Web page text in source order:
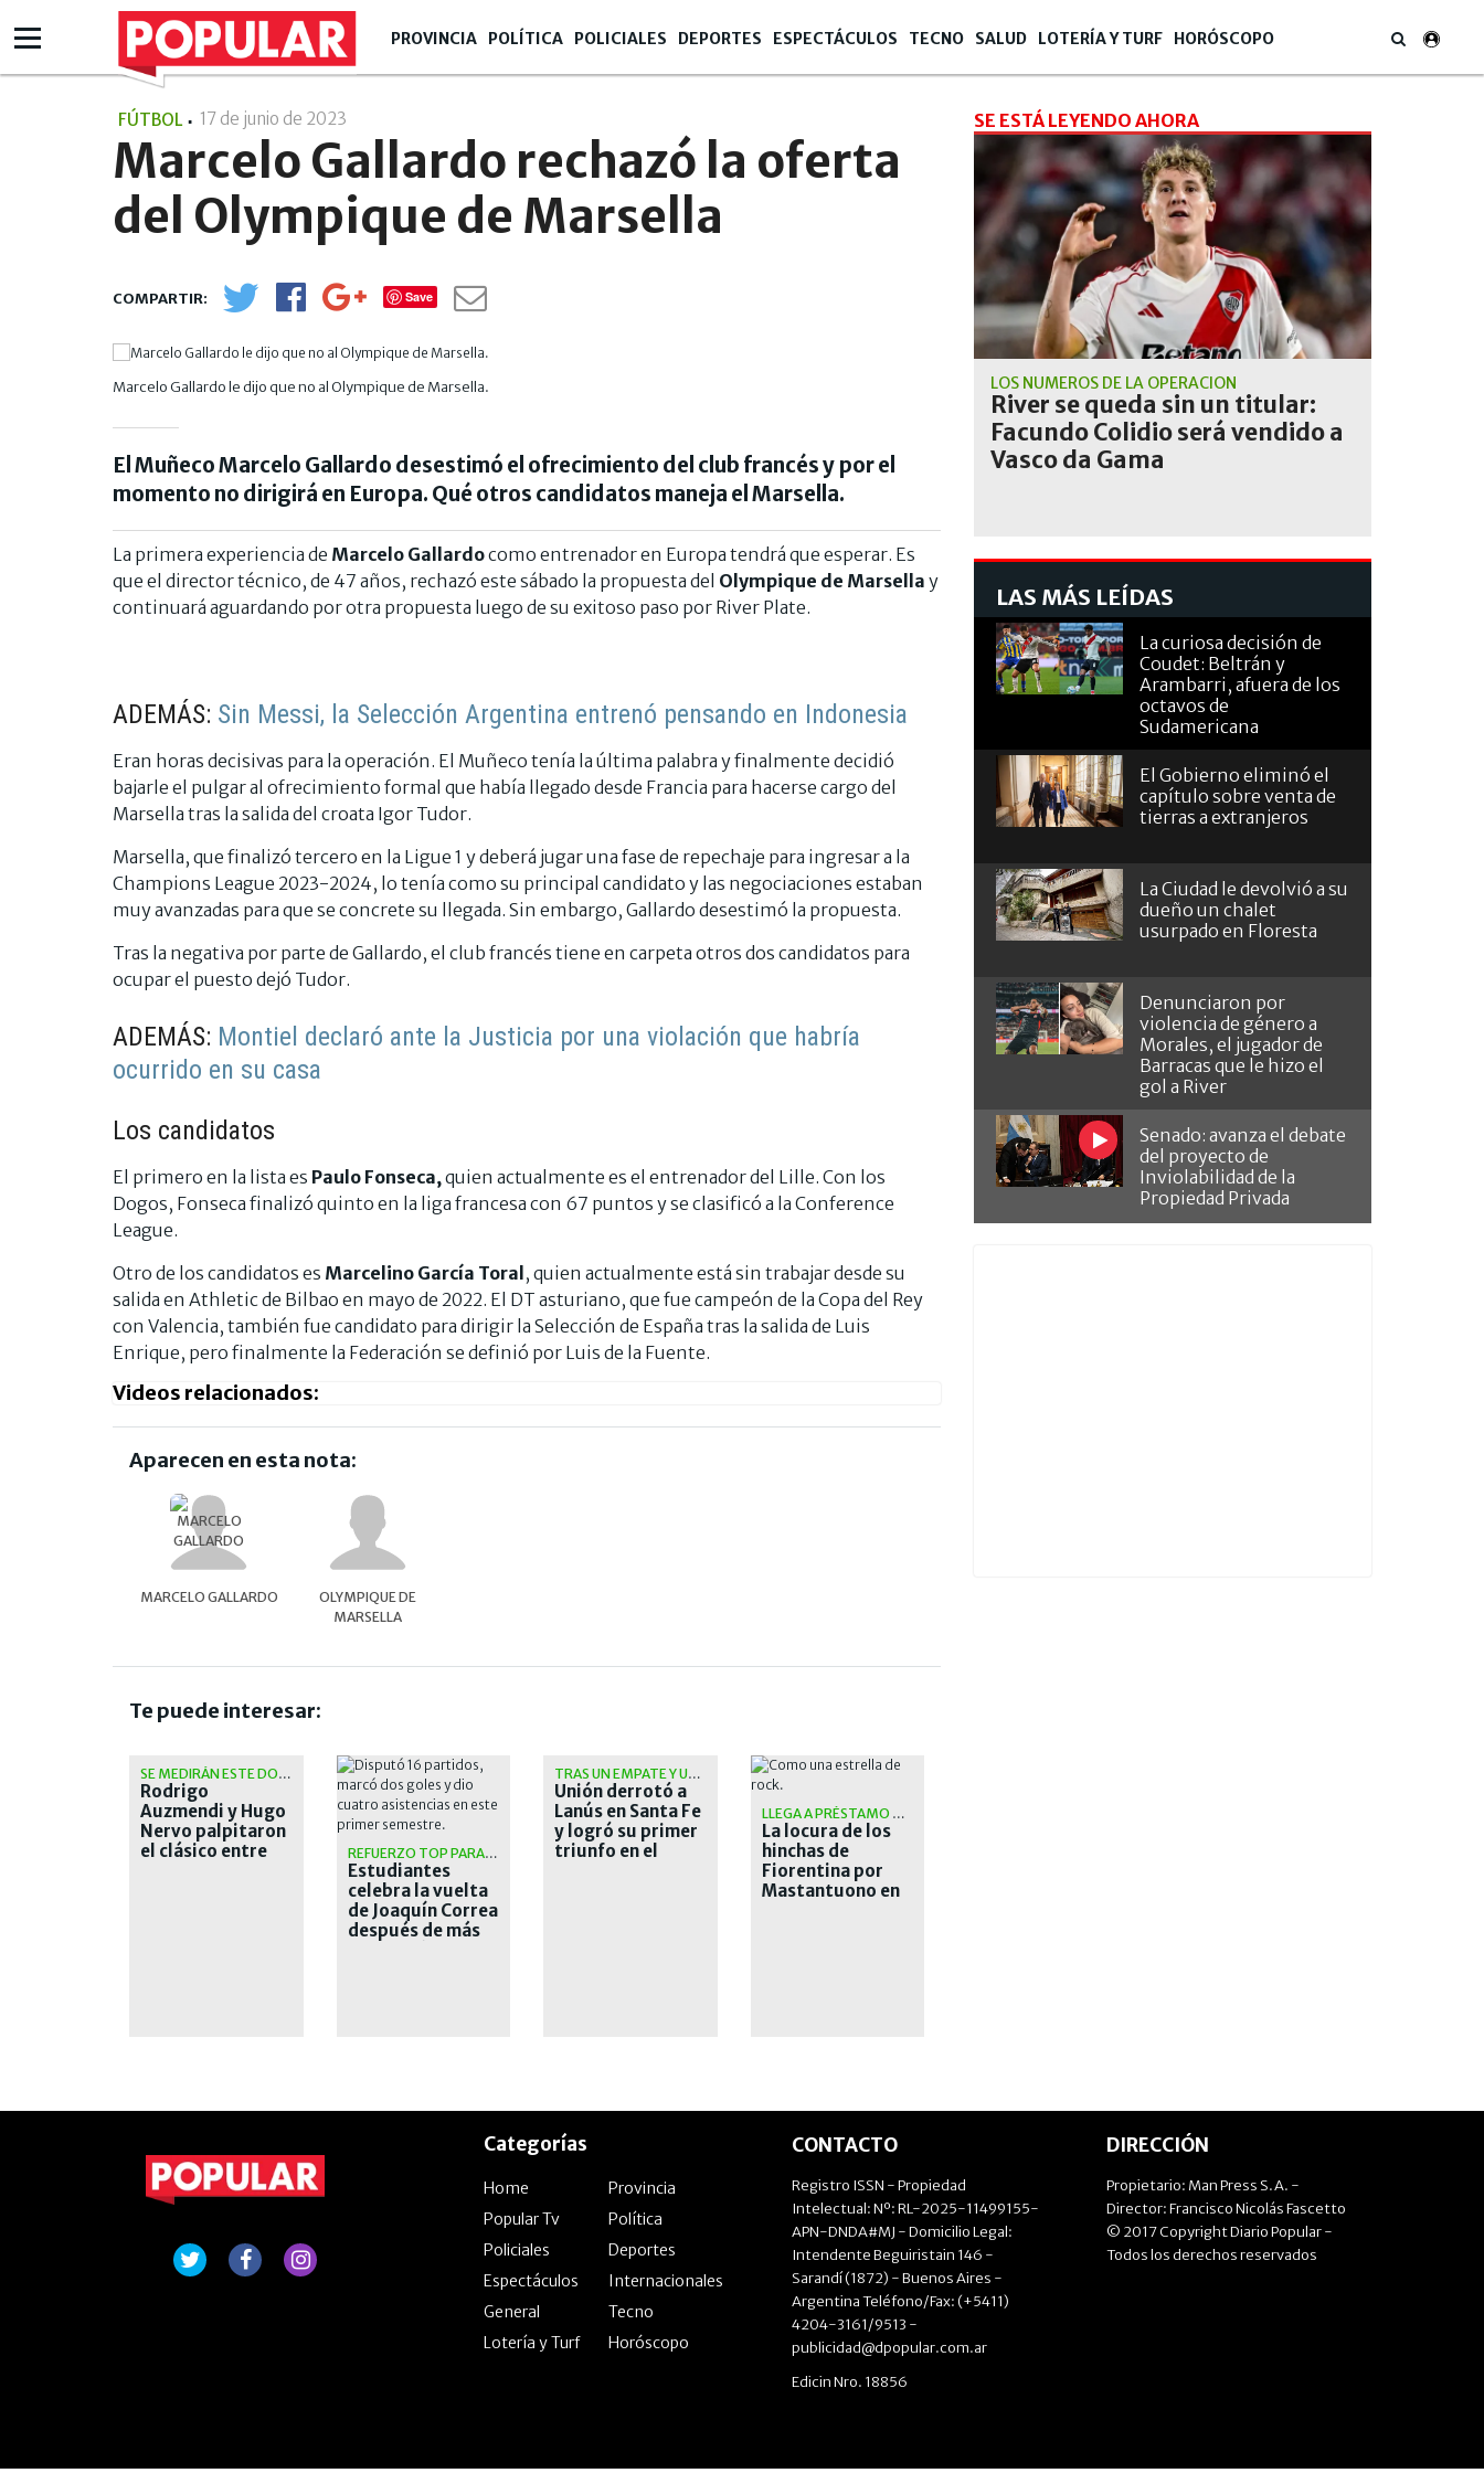
PROVINCIA POLÍTICA POLICIALES DEPORTES ESPECTÁCULOS TECNO SALUD LOTERÍA Y TURF HORÓSCOPO
FÚTBOL 17 de junio de 2023
Marcelo Gallardo rechazó la oferta
del Olympique de Marsella
Save
Marcelo Gallardo le dijo que no al Olympique de Marsella.
El Muñeco Marcelo Gallardo desestimó el ofrecimiento del club francés y por el
momento no dirigirá en Europa. Qué otros candidatos maneja el Marsella.
La primera experiencia de Marcelo Gallardocomo entrenador en Europa tendrá que esperar. Es
que el director técnico, de 47 años, rechazó este sábado la propuesta del Olympique de Marsella y
continuará aguardando por otra propuesta luego de su exitoso paso por River Plate.
ADEMÁS: Sin Messi, la Selección Argentina entrenó pensando en Indonesia
Eran horas decisivas para la operación. El Muñeco tenía la última palabra y finalmente decidió
bajarle el pulgar al ofrecimiento formal que había llegado desde Francia para hacerse cargo del
Marsella tras la salida del croata Igor Tudor.
Marsella, que finalizó tercero en la Ligue 1 y deberá jugar una fase de repechaje para ingresar a la
Champions League 2023-2024, lo tenía como su principal candidato y las negociaciones estaban
muy avanzadas para que se concrete su llegada. Sin embargo, Gallardo desestimó la propuesta.
Tras la negativa por parte de Gallardo, el club francés tiene en carpeta otros dos candidatos para
ocupar el puesto dejó Tudor.
ADEMÁS: Montiel declaró ante la Justicia por una violación que habría
ocurrido en su casa
Los candidatos
El primero en la lista es Paulo Fonseca, quien actualmente es el entrenador del Lille. Con los
Dogos, Fonseca finalizó quinto en la liga francesa con 67 puntos y se clasificó a la Conference
League.
Otro de los candidatos es Marcelino García Toral, quien actualmente está sin trabajar desde su
salida en Athletic de Bilbao en mayo de 2022. El DT asturiano, que fue campeón de la Copa del Rey
con Valencia, también fue candidato para dirigir la Selección de España tras la salida de Luis
Enrique, pero finalmente la Federación se definió por Luis de la Fuente.
Videos relacionados:
Aparecen en esta nota:
MARCELO GALLARDO
OLYMPIQUE DE
MARSELLA
Te puede interesar:
SE MEDIRÁN ESTE DOMINGO
Rodrigo
Auzmendi y Hugo
Nervo palpitaron
el clásico entre
REFUERZO TOP PARA EL PINCHA
Estudiantes
celebra la vuelta
de Joaquín Correa
después de más
TRAS UN EMPATE Y UNA CAÍDA
Unión derrotó a
Lanús en Santa Fe
y logró su primer
triunfo en el
LLEGA A PRÉSTAMO POR UN AÑO
La locura de los
hinchas de
Fiorentina por
Mastantuono en
SE ESTÁ LEYENDO AHORA
LOS NÚMEROS DE LA OPERACIÓN
River se queda sin un titular:
Facundo Colidio será vendido a
Vasco da Gama
LAS MÁS LEÍDAS
La curiosa decisión de
Coudet: Beltrán y
Arambarri, afuera de los
octavos de
Sudamericana
El Gobierno eliminó el
capítulo sobre venta de
tierras a extranjeros
La Ciudad le devolvió a su
dueño un chalet
usurpado en Floresta
Denunciaron por
violencia de género a
Morales, el jugador de
Barracas que le hizo el
gol a River
Senado: avanza el debate
del proyecto de
Inviolabilidad de la
Propiedad Privada
Categorías
Home
Provincia
Popular Tv
Política
Policiales
Deportes
Espectáculos
Internacionales
General
Tecno
Lotería y Turf
Horóscopo
CONTACTO
Registro ISSN - Propiedad
Intelectual: Nº: RL-2025-11499155-
APN-DNDA#MJ - Domicilio Legal:
Intendente Beguiristain 146 -
Sarandí (1872) - Buenos Aires -
Argentina Teléfono/Fax: (+5411)
4204-3161/9513 -
publicidad@dpopular.com.ar
Edicin Nro. 18856
DIRECCIÓN
Propietario: Man Press S.A. -
Director: Francisco Nicolás Fascetto
© 2017 Copyright Diario Popular -
Todos los derechos reservados